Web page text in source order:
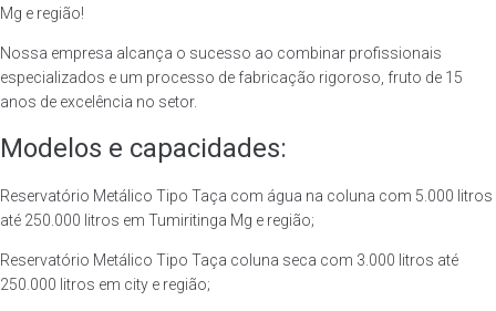
Mg e região!
Nossa empresa alcança o sucesso ao combinar profissionais
especializados e um processo de fabricação rigoroso, fruto de 15
anos de excelência no setor.
Modelos e capacidades:
Reservatório Metálico Tipo Taça com água na coluna com 5.000 litros
até 250.000 litros em Tumiritinga Mg e região;
Reservatório Metálico Tipo Taça coluna seca com 3.000 litros até
250.000 litros em city e região;